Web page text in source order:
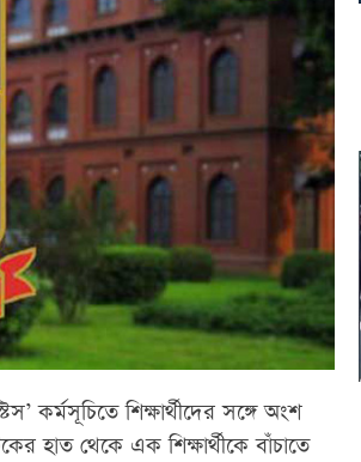
কর্মসূচিতে শিক্ষার্থীদের সঙ্গে অংশ
হাত থেকে এক শিক্ষার্থীকে বাঁচাতে